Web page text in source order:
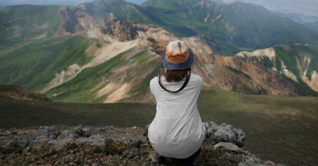
SitakkeTV
LOCAL ローカルエリア
all
札幌